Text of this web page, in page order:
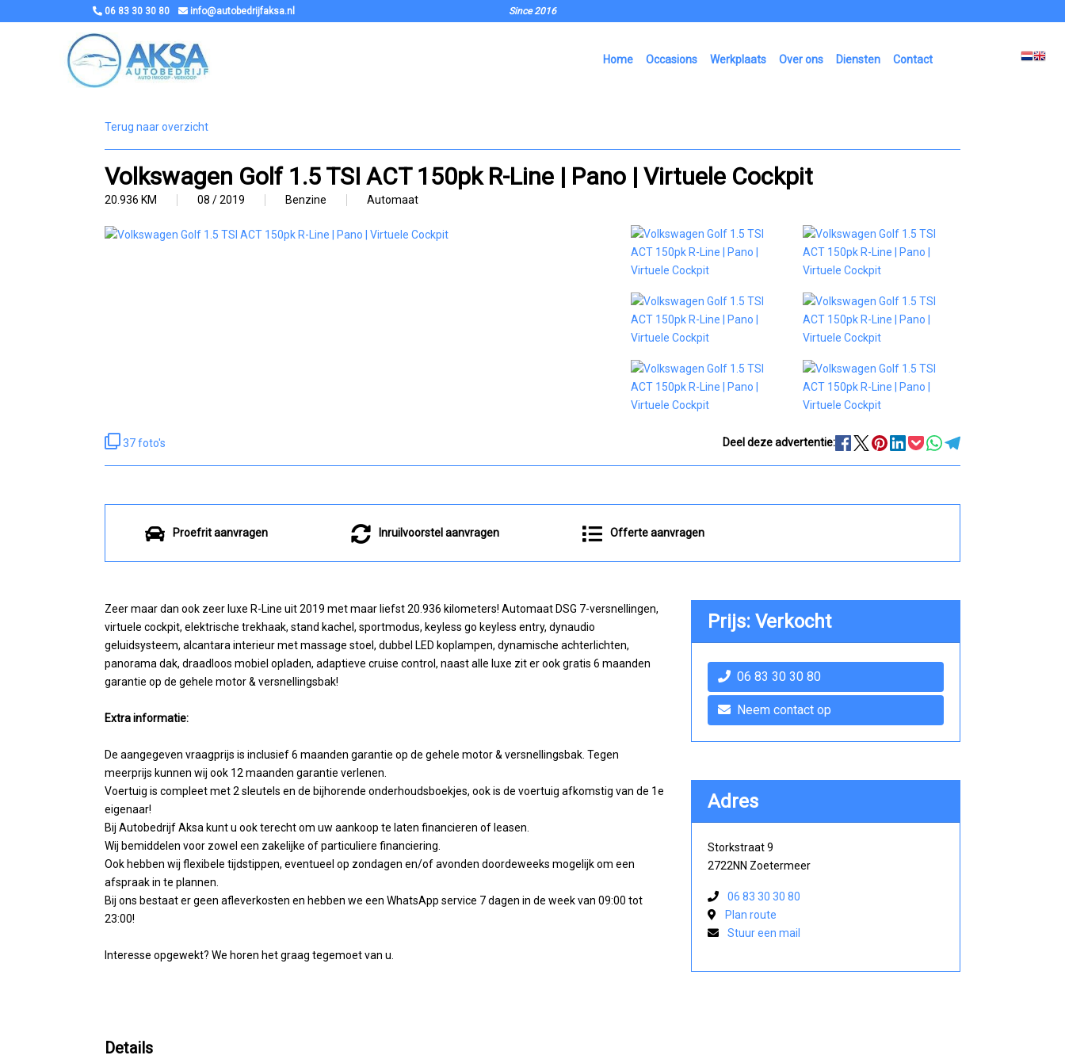
06 83 30 30 80 info@autobedrijfaksa.nl Since 2016
Home Occasions Werkplaats Over ons Diensten Contact
Terug naar overzicht
Volkswagen Golf 1.5 TSI ACT 150pk R-Line | Pano | Virtuele Cockpit
20.936 KM 08 / 2019 Benzine Automaat
37 foto's Deel deze advertentie:
Proefrit aanvragen Inruilvoorstel aanvragen Offerte aanvragen
Zeer maar dan ook zeer luxe R-Line uit 2019 met maar liefst 20.936 kilometers! Automaat DSG 7-versnellingen,
virtuele cockpit, elektrische trekhaak, stand kachel, sportmodus, keyless go keyless entry, dynaudio
geluidsysteem, alcantara interieur met massage stoel, dubbel LED koplampen, dynamische achterlichten,
panorama dak, draadloos mobiel opladen, adaptieve cruise control, naast alle luxe zit er ook gratis 6 maanden
garantie op de gehele motor & versnellingsbak!
Extra informatie:
De aangegeven vraagprijs is inclusief 6 maanden garantie op de gehele motor & versnellingsbak. Tegen
meerprijs kunnen wij ook 12 maanden garantie verlenen.
Voertuig is compleet met 2 sleutels en de bijhorende onderhoudsboekjes, ook is de voertuig afkomstig van de 1e
eigenaar!
Bij Autobedrijf Aksa kunt u ook terecht om uw aankoop te laten financieren of leasen.
Wij bemiddelen voor zowel een zakelijke of particuliere financiering.
Ook hebben wij flexibele tijdstippen, eventueel op zondagen en/of avonden doordeweeks mogelijk om een
afspraak in te plannen.
Bij ons bestaat er geen afleverkosten en hebben we een WhatsApp service 7 dagen in de week van 09:00 tot
23:00!
Interesse opgewekt? We horen het graag tegemoet van u.
Details
Prijs: Verkocht
06 83 30 30 80
Neem contact op
Adres
Storkstraat 9
2722NN Zoetermeer
06 83 30 30 80
Plan route
Stuur een mail